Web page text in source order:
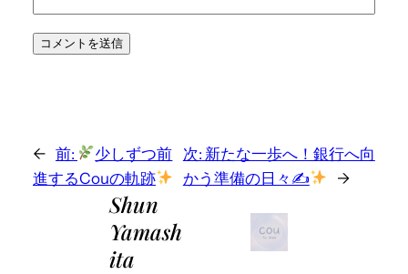
← 前:
少しずつ前
進するCouの軌跡
次: 新たな一歩へ！銀行へ向
かう準備の日々✍
→
Shun
Yamash
ita